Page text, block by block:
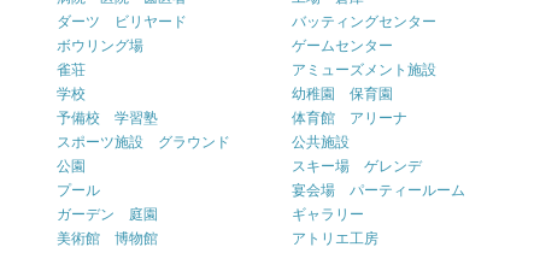
ダーツ ビリヤード
バッティングセンター
ボウリング場
ゲームセンター
雀荘
アミューズメント施設
学校
幼稚園 保育園
予備校 学習塾
体育館 アリーナ
スポーツ施設 グラウンド
公共施設
公園
スキー場 ゲレンデ
プール
宴会場 パーティールーム
ガーデン 庭園
ギャラリー
美術館 博物館
アトリエ工房